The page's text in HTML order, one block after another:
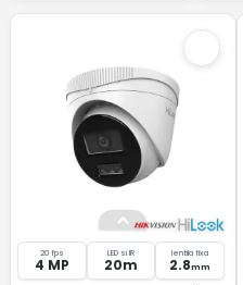
20 fps
4 MP
LED si IR
20m
lentila fixa
2.8mm